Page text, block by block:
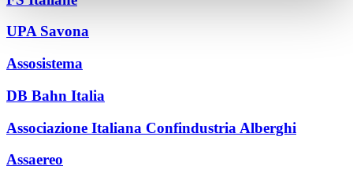
UPA Savona
Assosistema
DB Bahn Italia
Associazione Italiana Confindustria Alberghi
Assaereo